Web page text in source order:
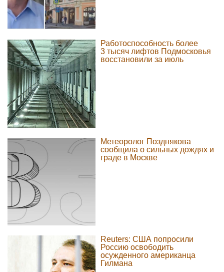
Работоспособность более
3 тысяч лифтов Подмосковья
восстановили за июль
Метеоролог Позднякова
сообщила о сильных дождях и
граде в Москве
Reuters: США попросили
Россию освободить
осужденного американца
Гилмана